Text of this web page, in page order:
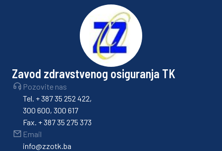
Zavod zdravstvenog osiguranja TK
Pozovite nas
Tel. + 387 35 252 422,
300 600, 300 617
Fax. + 387 35 275 373
Email
info@zzotk.ba